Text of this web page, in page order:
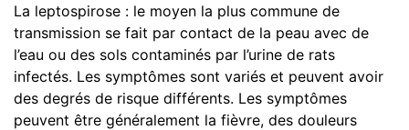
La leptospirose : le moyen la plus commune de
transmission se fait par contact de la peau avec de
l’eau ou des sols contaminés par l’urine de rats
infectés. Les symptômes sont variés et peuvent avoir
des degrés de risque différents. Les symptômes
peuvent être généralement la fièvre, des douleurs